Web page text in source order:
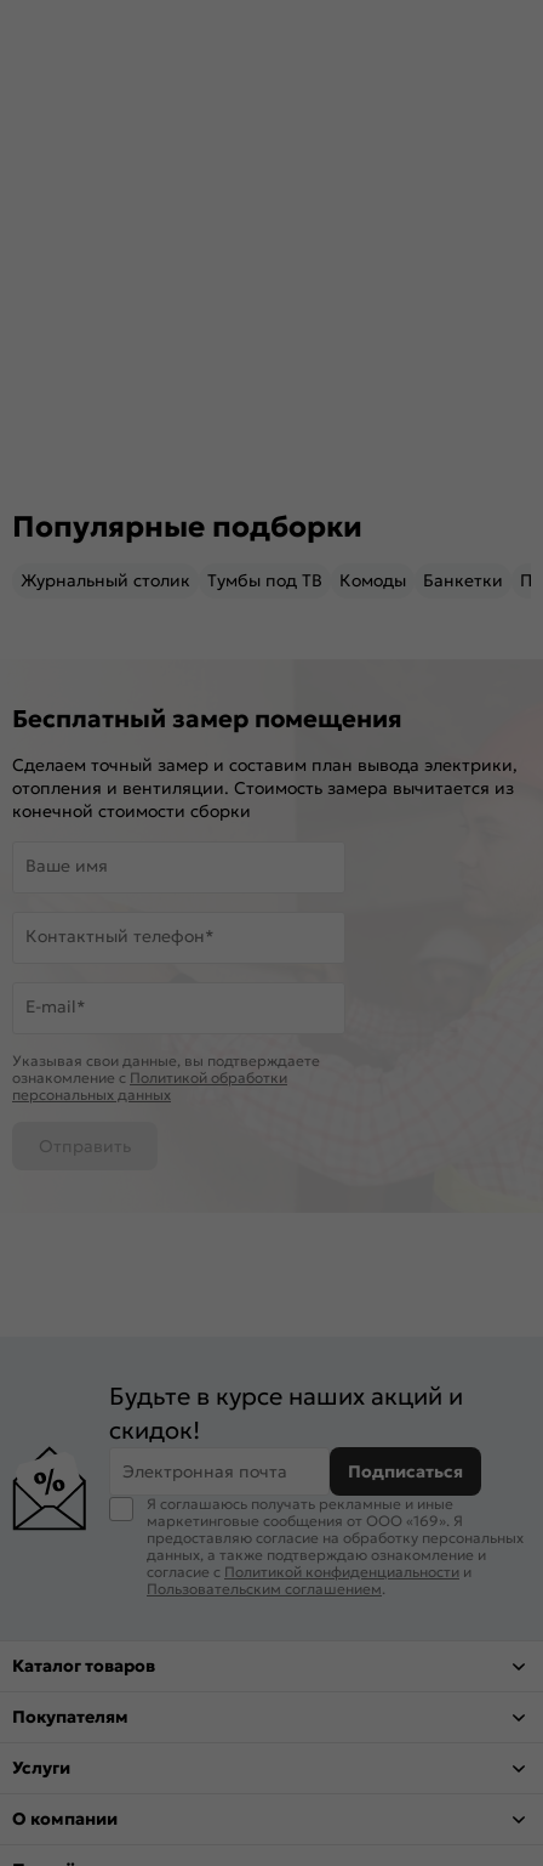
Популярные подборки
Журнальный столик Тумбы под ТВ Комоды Банкетки
Бесплатный замер помещения
Сделаем точный замер и составим план вывода электрики,
отопления и вентиляции. Стоимость замера вычитается из
конечной стоимости сборки
Ваше имя
Контактный телефон*
E-mail*
Указывая свои данные, вы подтверждаете
ознакомление c Политикой обработки
персональных данных
Отправить
Будьте в курсе наших акций и
скидок!
Электронная почта Подписаться
Я соглашаюсь получать рекламные и иные
маркетинговые сообщения от ООО «169». Я
предоставляю согласие на обработку персональных
данных, а также подтверждаю ознакомление и
согласие с Политикой конфиденциальности и
Пользовательским соглашением
Каталог товаров
Покупателям
Услуги
О компании